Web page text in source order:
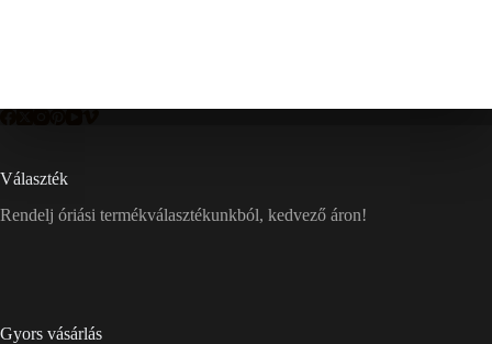
Választék
Rendelj óriási termékválasztékunkból, kedvező áron!
Gyors vásárlás